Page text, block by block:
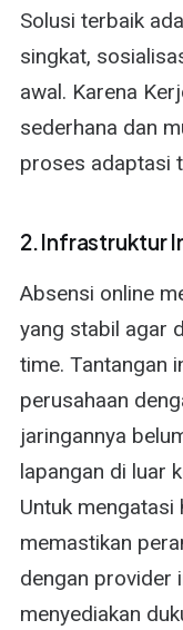
Solusi terbaik
singkat,
awal. Karena
sederhana dan
proses adaptasi
2. Infrastruktur
Absensi online
yang stabil agar
time. Tantangan
perusahaan
jaringannya
lapangan di luar
Untuk mengatasi
memastikan
dengan provider
menyediakan